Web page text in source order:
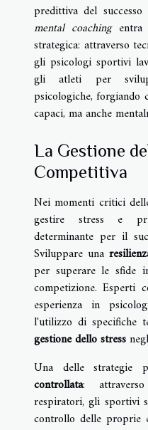
predittiva del
mental coachingentra
strategica: attraverso
gli psicologi sportivi
gli atleti per
psicologiche, forgiando
capaci, ma anche
La Gestione
Competitiva
Nei momenti critici
gestire stress e
determinante per il
Sviluppare una
per superare le sfide
competizione. Esperti
esperienza in
l'utilizzo di specifiche
gestione dello stress
Una delle strategie
controllata:
respiratori, gli sportivi
controllo delle proprie